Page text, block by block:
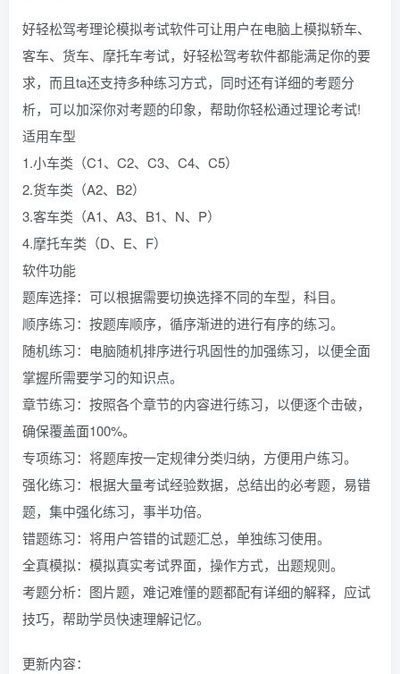
好轻松驾考理论模拟考试软件可让用户在电脑上模拟轿车、
客车、货车、摩托车考试，好轻松驾考软件都能满足你的要
求，而且ta还支持多种练习方式，同时还有详细的考题分
析，可以加深你对考题的印象，帮助你轻松通过理论考试!
适用车型
1.小车类（C1、C2、C3、C4、C5）
2.货车类（A2、B2）
3.客车类（A1、A3、B1、N、P）
4.摩托车类（D、E、F）
软件功能
题库选择：可以根据需要切换选择不同的车型，科目。
顺序练习：按题库顺序，循序渐进的进行有序的练习。
随机练习：电脑随机排序进行巩固性的加强练习，以便全面
掌握所需要学习的知识点。
章节练习：按照各个章节的内容进行练习，以便逐个击破，
确保覆盖面100%。
专项练习：将题库按一定规律分类归纳，方便用户练习。
强化练习：根据大量考试经验数据，总结出的必考题，易错
题，集中强化练习，事半功倍。
错题练习：将用户答错的试题汇总，单独练习使用。
全真模拟：模拟真实考试界面，操作方式，出题规则。
考题分析：图片题，难记难懂的题都配有详细的解释，应试
技巧，帮助学员快速理解记忆。
更新内容：